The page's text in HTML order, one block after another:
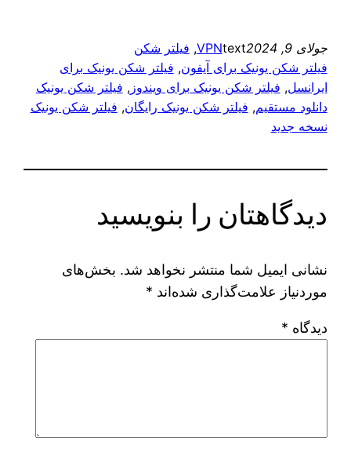
جولای 9, 2024 text
VPN
, فیلتر شکن
فیلتر شکن یونیک برای آیفون, فیلتر شکن یونیک برای
ایرانسل, فیلتر شکن یونیک برای ویندوز, فیلتر شکن یونیک
دانلود مستقیم, فیلتر شکن یونیک رایگان, فیلتر شکن یونیک
نسخه جدید
دیدگاهتان را بنویسید
نشانی ایمیل شما منتشر نخواهد شد. بخش‌های
موردنیاز علامت‌گذاری شده‌اند *
دیدگاه *